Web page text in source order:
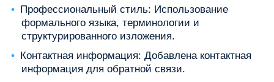
Профессиональный стиль: Использование
формального языка, терминологии и
структурированного изложения.
Контактная информация: Добавлена контактная
информация для обратной связи.